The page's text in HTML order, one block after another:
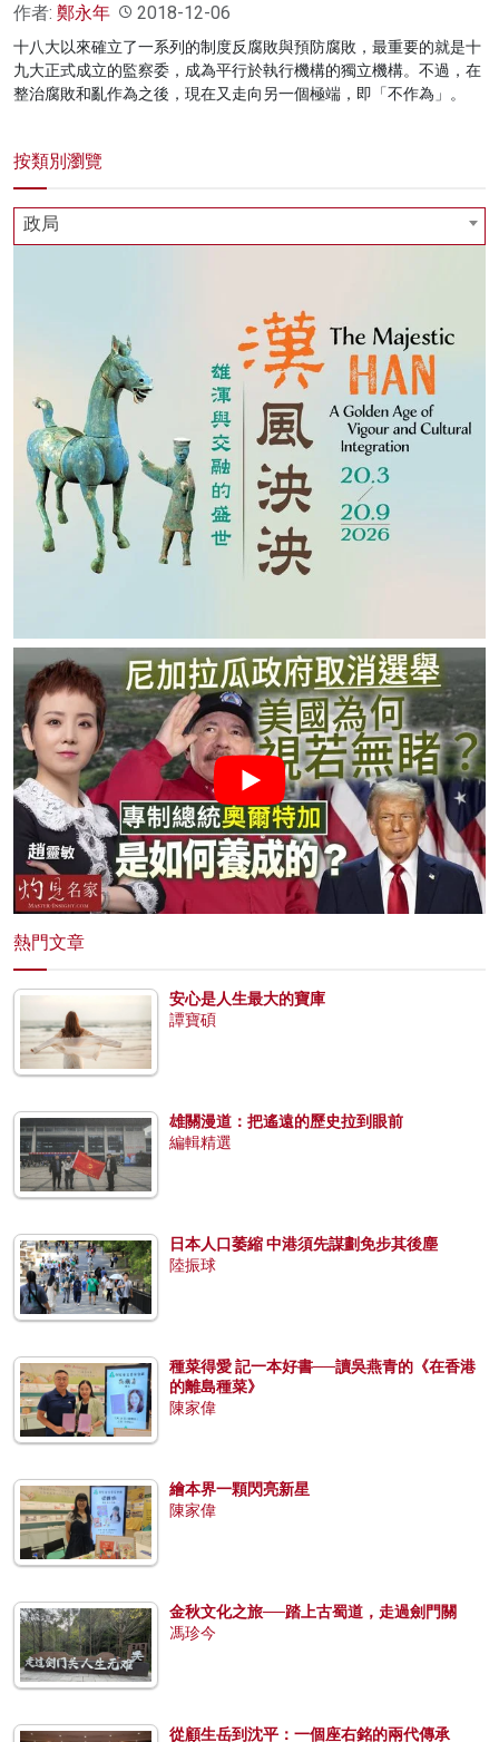
作者: 鄭永年 2018-12-06
十八大以來確立了一系列的制度反腐敗與預防腐敗，最重要的就是十
九大正式成立的監察委，成為平行於執行機構的獨立機構。不過，在
整治腐敗和亂作為之後，現在又走向另一個極端，即「不作為」。
按類別瀏覽
政局
熱門文章
安心是人生最大的寶庫
譚寶碩
雄關漫道：把遙遠的歷史拉到眼前
編輯精選
日本人口萎縮 中港須先謀劃免步其後塵
陸振球
種菜得愛 記一本好書──讀吳燕青的《在香港
的離島種菜》
陳家偉
繪本界一顆閃亮新星
陳家偉
金秋文化之旅──踏上古蜀道，走過劍門關
馮珍今
從顧生岳到沈平：一個座右銘的兩代傳承